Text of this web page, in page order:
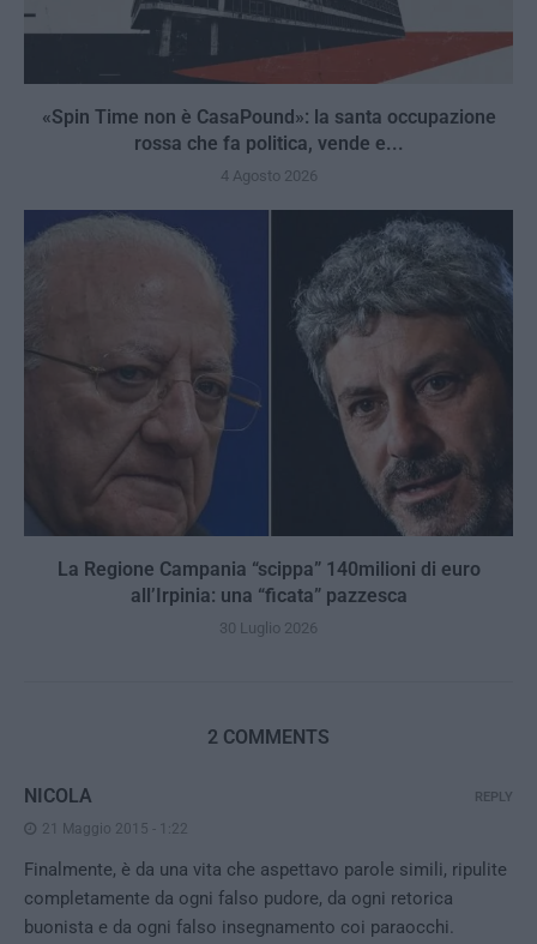
«Spin Time non è CasaPound»: la santa occupazione
rossa che fa politica, vende e...
4 Agosto 2026
La Regione Campania “scippa” 140milioni di euro
all’Irpinia: una “ficata” pazzesca
30 Luglio 2026
2 COMMENTS
NICOLA
21 Maggio 2015 - 1:22
Finalmente, è da una vita che aspettavo parole simili, ripulite
completamente da ogni falso pudore, da ogni retorica
buonista e da ogni falso insegnamento coi paraocchi.
REPLY